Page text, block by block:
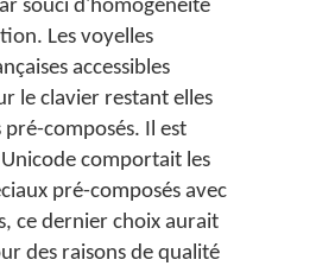
souci d'homogénéité
Les voyelles
accessibles
le clavier restant elles
pré-composés. Il est
comportait les
pré-composés avec
ce dernier choix aurait
des raisons de qualité